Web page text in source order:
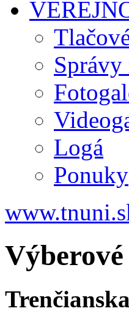
Správy
Logá
Ponuky